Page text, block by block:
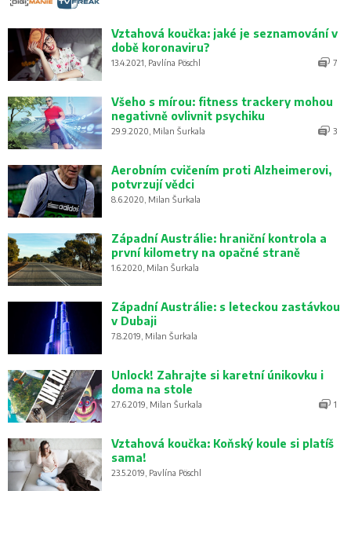
Vztahová koučka: jaké je seznamování v
době koronaviru?
13.4.2021, Pavlína Pöschl 7
Všeho s mírou: fitness trackery mohou
negativně ovlivnit psychiku
29.9.2020, Milan Šurkala 3
Aerobním cvičením proti Alzheimerovi,
potvrzují vědci
8.6.2020, Milan Šurkala
Západní Austrálie: hraniční kontrola a
první kilometry na opačné straně
1.6.2020, Milan Šurkala
Západní Austrálie: s leteckou zastávkou
v Dubaji
7.8.2019, Milan Šurkala
Unlock! Zahrajte si karetní únikovku i
doma na stole
27.6.2019, Milan Šurkala 1
Vztahová koučka: Koňský koule si platíš
sama!
23.5.2019, Pavlína Pöschl